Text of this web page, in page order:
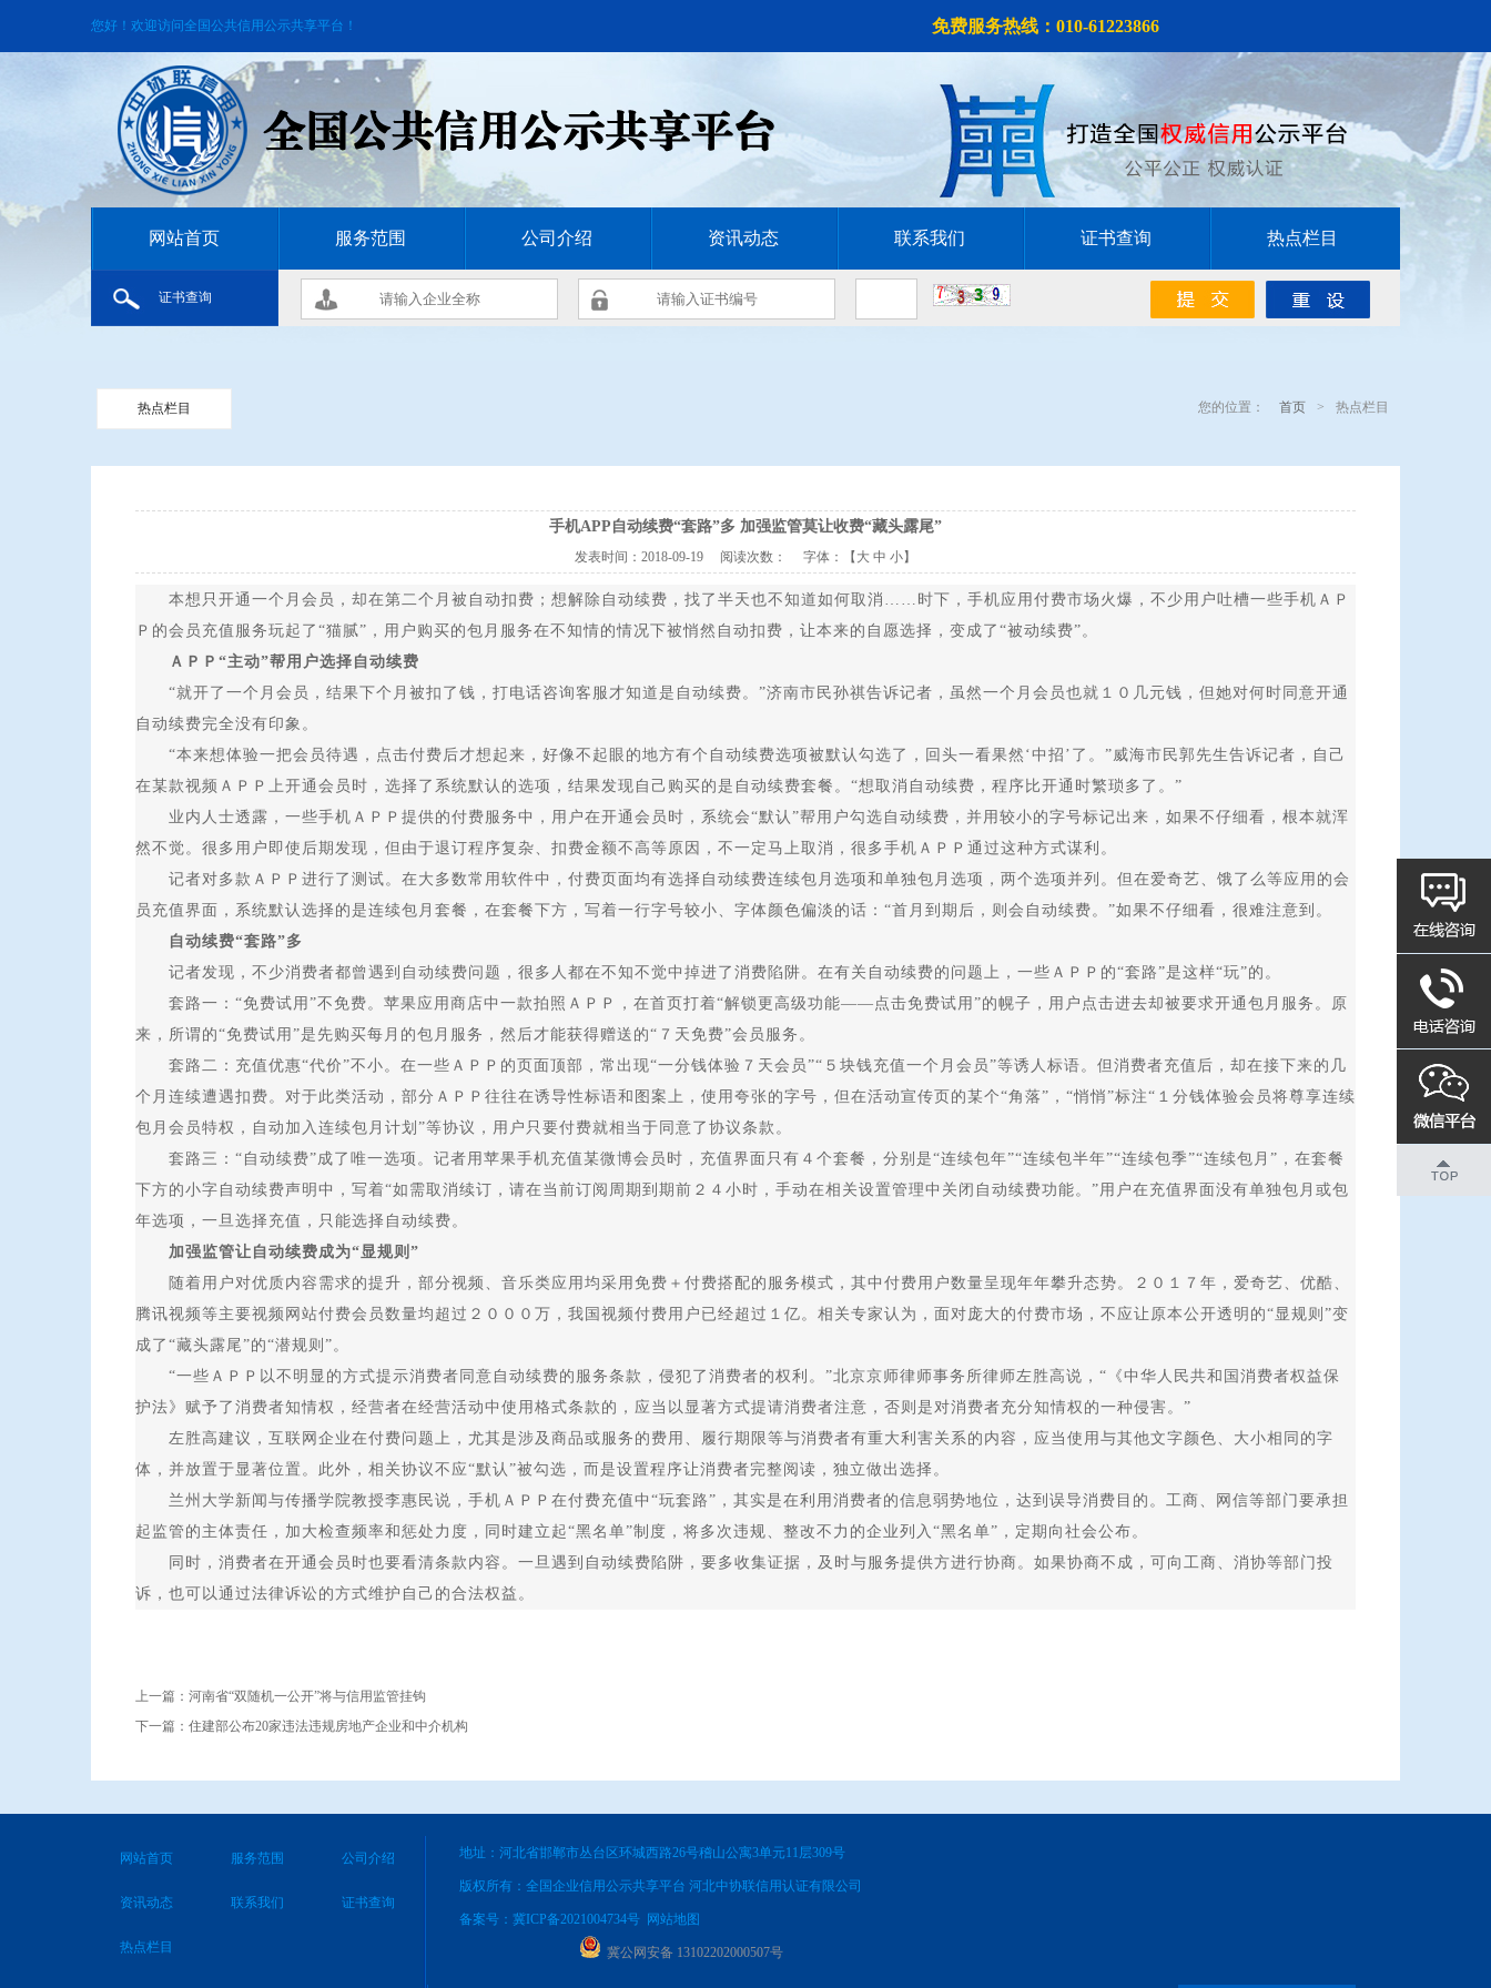
您好！欢迎访问全国公共信用公示共享平台！ 免费服务热线：010-61223866
网站首页 服务范围 公司介绍 资讯动态 联系我们 证书查询 热点栏目
证书查询
热点栏目 您的位置： 首页 > 热点栏目
手机APP自动续费“套路”多 加强监管莫让收费“藏头露尾”
发表时间： 2018-09-19 阅读次数： 字体：【 大 中 小】
本想只开通一个月会员，却在第二个月被自动扣费；想解除自动续费，找了半天也不知道如何取消……时下，手机应用付费市场火爆，不少用户吐槽一些手机ＡＰ
Ｐ的会员充值服务玩起了“猫腻”，用户购买的包月服务在不知情的情况下被悄然自动扣费，让本来的自愿选择，变成了“被动续费”。
ＡＰＰ“主动”帮用户选择自动续费
“就开了一个月会员，结果下个月被扣了钱，打电话咨询客服才知道是自动续费。”济南市民孙祺告诉记者，虽然一个月会员也就１０几元钱，但她对何时同意开通
自动续费完全没有印象。
“本来想体验一把会员待遇，点击付费后才想起来，好像不起眼的地方有个自动续费选项被默认勾选了，回头一看果然‘中招’了。”威海市民郭先生告诉记者，自己
在某款视频ＡＰＰ上开通会员时，选择了系统默认的选项，结果发现自己购买的是自动续费套餐。“想取消自动续费，程序比开通时繁琐多了。”
业内人士透露，一些手机ＡＰＰ提供的付费服务中，用户在开通会员时，系统会“默认”帮用户勾选自动续费，并用较小的字号标记出来，如果不仔细看，根本就浑
然不觉。很多用户即使后期发现，但由于退订程序复杂、扣费金额不高等原因，不一定马上取消，很多手机ＡＰＰ通过这种方式谋利。
记者对多款ＡＰＰ进行了测试。在大多数常用软件中，付费页面均有选择自动续费连续包月选项和单独包月选项，两个选项并列。但在爱奇艺、饿了么等应用的会
员充值界面，系统默认选择的是连续包月套餐，在套餐下方，写着一行字号较小、字体颜色偏淡的话：“首月到期后，则会自动续费。”如果不仔细看，很难注意到。
自动续费“套路”多
记者发现，不少消费者都曾遇到自动续费问题，很多人都在不知不觉中掉进了消费陷阱。在有关自动续费的问题上，一些ＡＰＰ的“套路”是这样“玩”的。
套路一：“免费试用”不免费。苹果应用商店中一款拍照ＡＰＰ，在首页打着“解锁更高级功能——点击免费试用”的幌子，用户点击进去却被要求开通包月服务。原
来，所谓的“免费试用”是先购买每月的包月服务，然后才能获得赠送的“７天免费”会员服务。
套路二：充值优惠“代价”不小。在一些ＡＰＰ的页面顶部，常出现“一分钱体验７天会员”“５块钱充值一个月会员”等诱人标语。但消费者充值后，却在接下来的几
个月连续遭遇扣费。对于此类活动，部分ＡＰＰ往往在诱导性标语和图案上，使用夸张的字号，但在活动宣传页的某个“角落”，“悄悄”标注“１分钱体验会员将尊享连续
包月会员特权，自动加入连续包月计划”等协议，用户只要付费就相当于同意了协议条款。
套路三：“自动续费”成了唯一选项。记者用苹果手机充值某微博会员时，充值界面只有４个套餐，分别是“连续包年”“连续包半年”“连续包季”“连续包月”，在套餐
下方的小字自动续费声明中，写着“如需取消续订，请在当前订阅周期到期前２４小时，手动在相关设置管理中关闭自动续费功能。”用户在充值界面没有单独包月或包
年选项，一旦选择充值，只能选择自动续费。
加强监管让自动续费成为“显规则”
随着用户对优质内容需求的提升，部分视频、音乐类应用均采用免费＋付费搭配的服务模式，其中付费用户数量呈现年年攀升态势。２０１７年，爱奇艺、优酷、
腾讯视频等主要视频网站付费会员数量均超过２０００万，我国视频付费用户已经超过１亿。相关专家认为，面对庞大的付费市场，不应让原本公开透明的“显规则”变
成了“藏头露尾”的“潜规则”。
“一些ＡＰＰ以不明显的方式提示消费者同意自动续费的服务条款，侵犯了消费者的权利。”北京京师律师事务所律师左胜高说，“《中华人民共和国消费者权益保
护法》赋予了消费者知情权，经营者在经营活动中使用格式条款的，应当以显著方式提请消费者注意，否则是对消费者充分知情权的一种侵害。”
左胜高建议，互联网企业在付费问题上，尤其是涉及商品或服务的费用、履行期限等与消费者有重大利害关系的内容，应当使用与其他文字颜色、大小相同的字
体，并放置于显著位置。此外，相关协议不应“默认”被勾选，而是设置程序让消费者完整阅读，独立做出选择。
兰州大学新闻与传播学院教授李惠民说，手机ＡＰＰ在付费充值中“玩套路”，其实是在利用消费者的信息弱势地位，达到误导消费目的。工商、网信等部门要承担
起监管的主体责任，加大检查频率和惩处力度，同时建立起“黑名单”制度，将多次违规、整改不力的企业列入“黑名单”，定期向社会公布。
同时，消费者在开通会员时也要看清条款内容。一旦遇到自动续费陷阱，要多收集证据，及时与服务提供方进行协商。如果协商不成，可向工商、消协等部门投
诉，也可以通过法律诉讼的方式维护自己的合法权益。
上一篇： 河南省“双随机一公开”将与信用监管挂钩
下一篇： 住建部公布20家违法违规房地产企业和中介机构
网站首页 服务范围 公司介绍
资讯动态 联系我们 证书查询
热点栏目
地址：河北省邯郸市丛台区环城西路26号稽山公寓3单元11层309号
版权所有：全国企业信用公示共享平台 河北中协联信用认证有限公司
备案号： 冀ICP备2021004734号 网站地图
冀公网安备 13102202000507号